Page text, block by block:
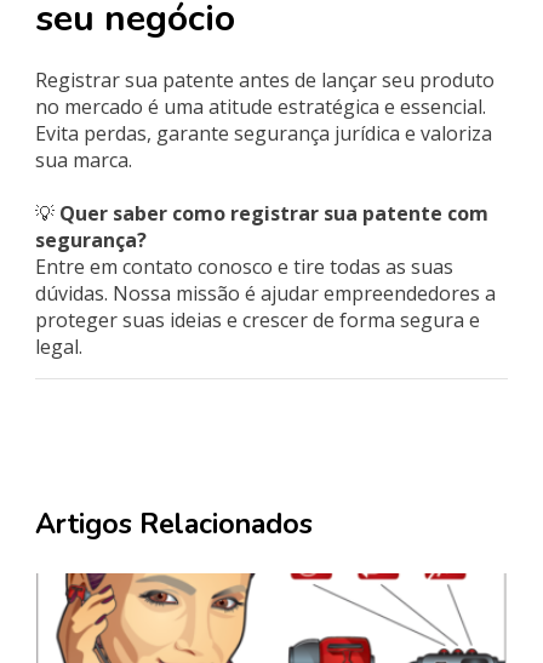
seu negócio
Registrar sua patente antes de lançar seu produto
no mercado é uma atitude estratégica e essencial.
Evita perdas, garante segurança jurídica e valoriza
sua marca.
💡 Quer saber como registrar sua patente com
segurança?
Entre em contato conosco e tire todas as suas
dúvidas. Nossa missão é ajudar empreendedores a
proteger suas ideias e crescer de forma segura e
legal.
Artigos Relacionados